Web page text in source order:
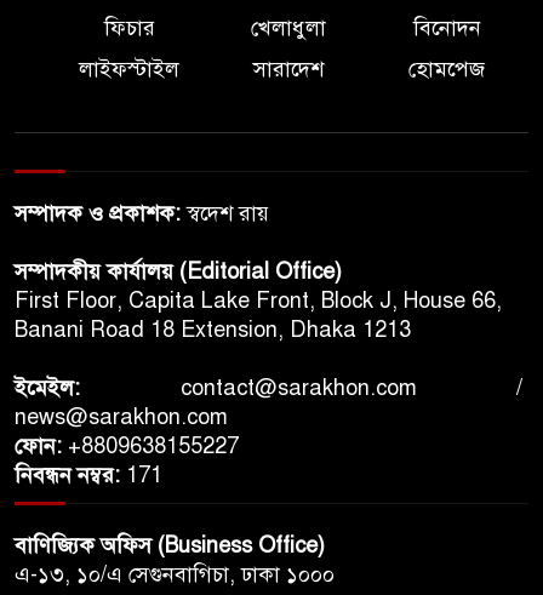
ডেমোক্র্যাটদের মধ্যে ইসরায়েল ও
ইহুদিবিদ্বেষ বিতর্ক নতুন করে
আলোচনায়
রেকর্ড আয়, তবু কমছে দর্শক: বদলে
অভ্যাস
কিয়েভে রুশ ক্ষেপণাস্ত্র হামলায়
নিহত ১৭, দুর্বল হয়ে পড়ছে
ইউক্রেনের আকাশ প্রতিরক্ষা
যুক্তরাষ্ট্রের বিমানবন্দরে অভিবাসন
পদক্ষেপে আপত্তি বিমান সংস্থাগুলোর
কেন দিলো- প্রশ্ন বিএনপির
ফিচার খেলাধুলা
বিনোদন
লাইফস্টাইল
সারাদেশ হোমপেজ
সম্পাদক ও প্রকাশক:স্বদেশ রায়
সম্পাদকীয় কার্যালয় (Editorial Office)
First Floor, Capita Lake Front, Block J, House 66,
Banani Road 18 Extension, Dhaka 1213
ইমেইল: contact@sarakhon.com /
news@sarakhon.com
ফোন: +8809638155227
নিবন্ধন নম্বর: 171
বাণিজ্যিক অফিস (Business Office)
এ-১৩, ১০/এ সেগুনবাগিচা, ঢাকা ১০০০